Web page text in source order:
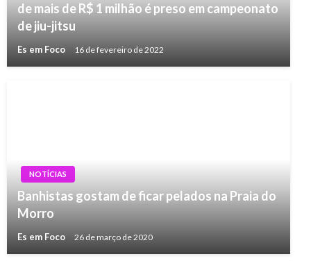
de mais de R$ 1 milhão é preso em campeonato
de jiu-jitsu
Es em Foco 16 de fevereiro de 2022
NOTÍCIAS
Banhistas gostam de ficar pelados na Praia do
Morro
Es em Foco 26 de março de 2020